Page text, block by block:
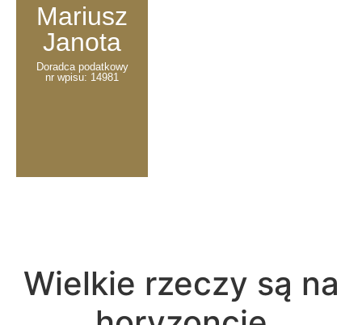
Mariusz
Janota
Doradca podatkowy
nr wpisu: 14981
Wielkie rzeczy są na